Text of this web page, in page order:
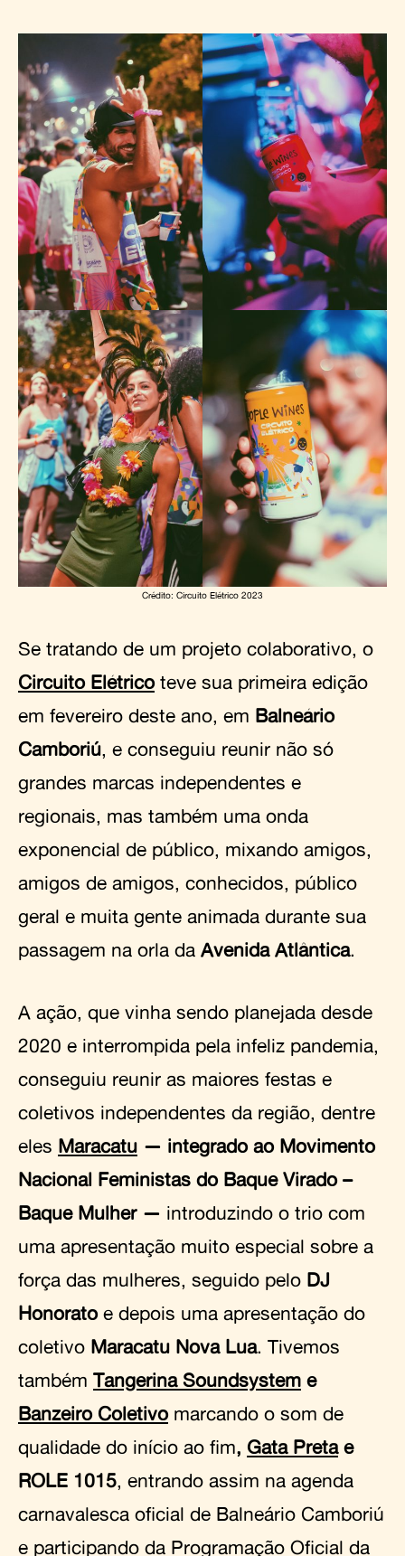
Crédito: Circuito Elétrico 2023
Se tratando de um projeto colaborativo, o
Circuito Elétricoteve sua primeira edição
em fevereiro deste ano, em Balneário
Camboriú, e conseguiu reunir não só
grandes marcas independentes e
regionais, mas também uma onda
exponencial de público, mixando amigos,
amigos de amigos, conhecidos, público
geral e muita gente animada durante sua
passagem na orla da Avenida Atlântica.
A ação, que vinha sendo planejada desde
2020 e interrompida pela infeliz pandemia,
conseguiu reunir as maiores festas e
coletivos independentes da região, dentre
eles Maracatu — integrado ao Movimento
Nacional Feministas do Baque Virado –
Baque Mulher — introduzindo o trio com
uma apresentação muito especial sobre a
força das mulheres, seguido pelo DJ
Honoratoe depois uma apresentação do
coletivo Maracatu Nova Lua. Tivemos
também Tangerina Soundsystem e
Banzeiro Coletivomarcando o som de
qualidade do início ao fim, Gata Pretae
ROLE 1015, entrando assim na agenda
carnavalesca oficial de Balneário Camboriú
e participando da Programação Oficial da